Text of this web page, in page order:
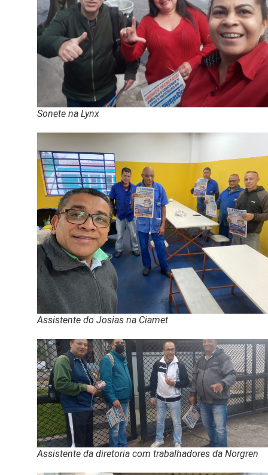
Sonete na Lynx
Assistente do Josias na Ciamet
Assistente da diretoria com trabalhadores da Norgren